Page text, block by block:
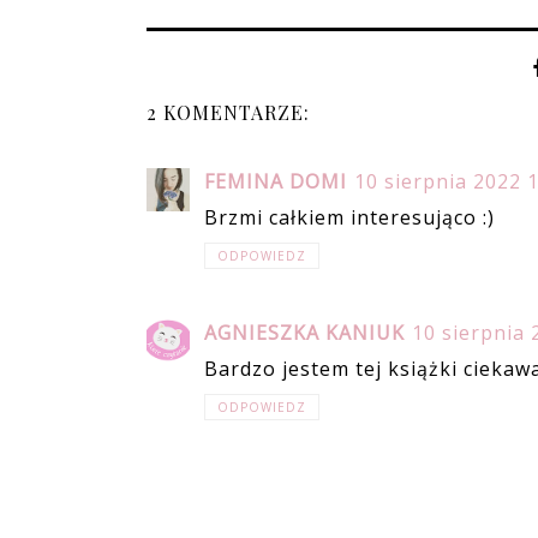
2 KOMENTARZE:
FEMINA DOMI 10 sierpnia 2022
Brzmi całkiem interesująco :)
ODPOWIEDZ
AGNIESZKA KANIUK 10 sierpnia
Bardzo jestem tej książki
ODPOWIEDZ